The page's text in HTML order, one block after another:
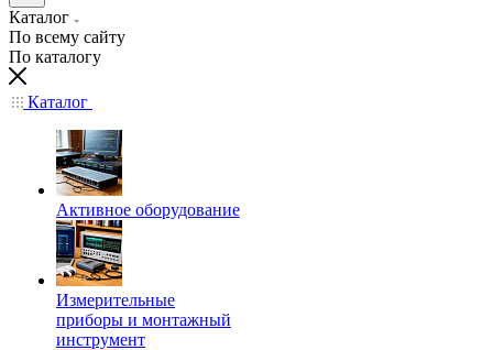
Каталог
По всему сайту
По каталогу
Каталог
Активное оборудование
Измерительные
приборы и монтажный
инструмент